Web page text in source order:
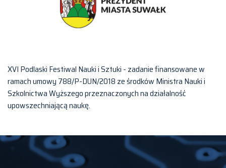
XVI Podlaski Festiwal Nauki i Sztuki - zadanie finansowane w
ramach umowy 788/P-DUN/2018 ze środków Ministra Nauki i
Szkolnictwa Wyższego przeznaczonych na działalność
upowszechniającą naukę.